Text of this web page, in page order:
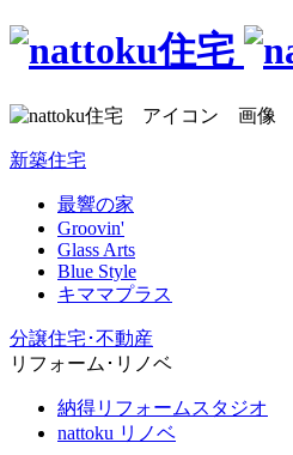
新築住宅
最響の家
Groovin'
Glass Arts
Blue Style
キママプラス
分譲住宅･不動産
リフォーム･リノベ
納得リフォームスタジオ
nattoku リノベ